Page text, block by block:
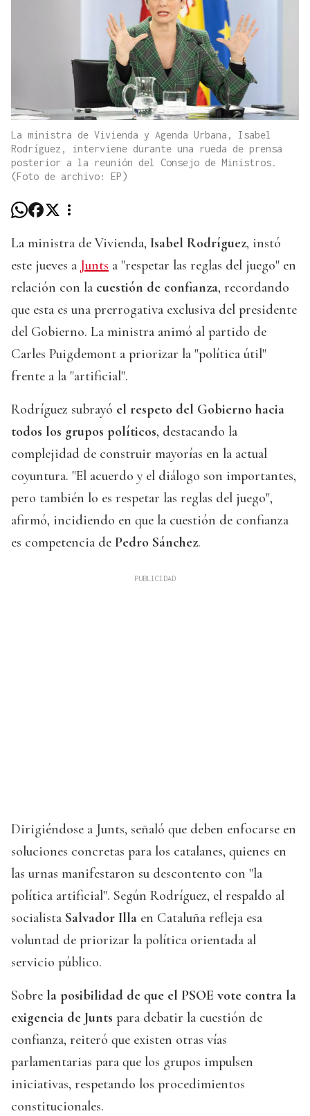
La ministra de Vivienda y Agenda Urbana, Isabel
Rodríguez, interviene durante una rueda de prensa
posterior a la reunión del Consejo de Ministros.
(Foto de archivo: EP)
La ministra de Vivienda, Isabel Rodríguez, instó
este jueves a Junts a "respetar las reglas del juego" en
relación con la cuestión de confianza, recordando
que esta es una prerrogativa exclusiva del presidente
del Gobierno. La ministra animó al partido de
Carles Puigdemont a priorizar la "política útil"
frente a la "artificial".
Rodríguez subrayó el respeto del Gobierno hacia
todos los grupos políticos, destacando la
complejidad de construir mayorías en la actual
coyuntura. "El acuerdo y el diálogo son importantes,
pero también lo es respetar las reglas del juego",
afirmó, incidiendo en que la cuestión de confianza
es competencia de Pedro Sánchez.
Dirigiéndose a Junts, señaló que deben enfocarse en
soluciones concretas para los catalanes, quienes en
las urnas manifestaron su descontento con "la
política artificial". Según Rodríguez, el respaldo al
socialista Salvador Illa en Cataluña refleja esa
voluntad de priorizar la política orientada al
servicio público.
Sobre la posibilidad de que el PSOE vote contra la
exigencia de Junts para debatir la cuestión de
confianza, reiteró que existen otras vías
parlamentarias para que los grupos impulsen
iniciativas, respetando los procedimientos
constitucionales.